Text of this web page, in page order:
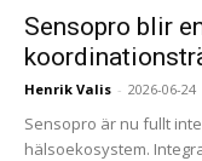
Sensopro blir
Henrik Valis - 2026-06-24
Sensopro är nu fullt
hälsoekosystem.